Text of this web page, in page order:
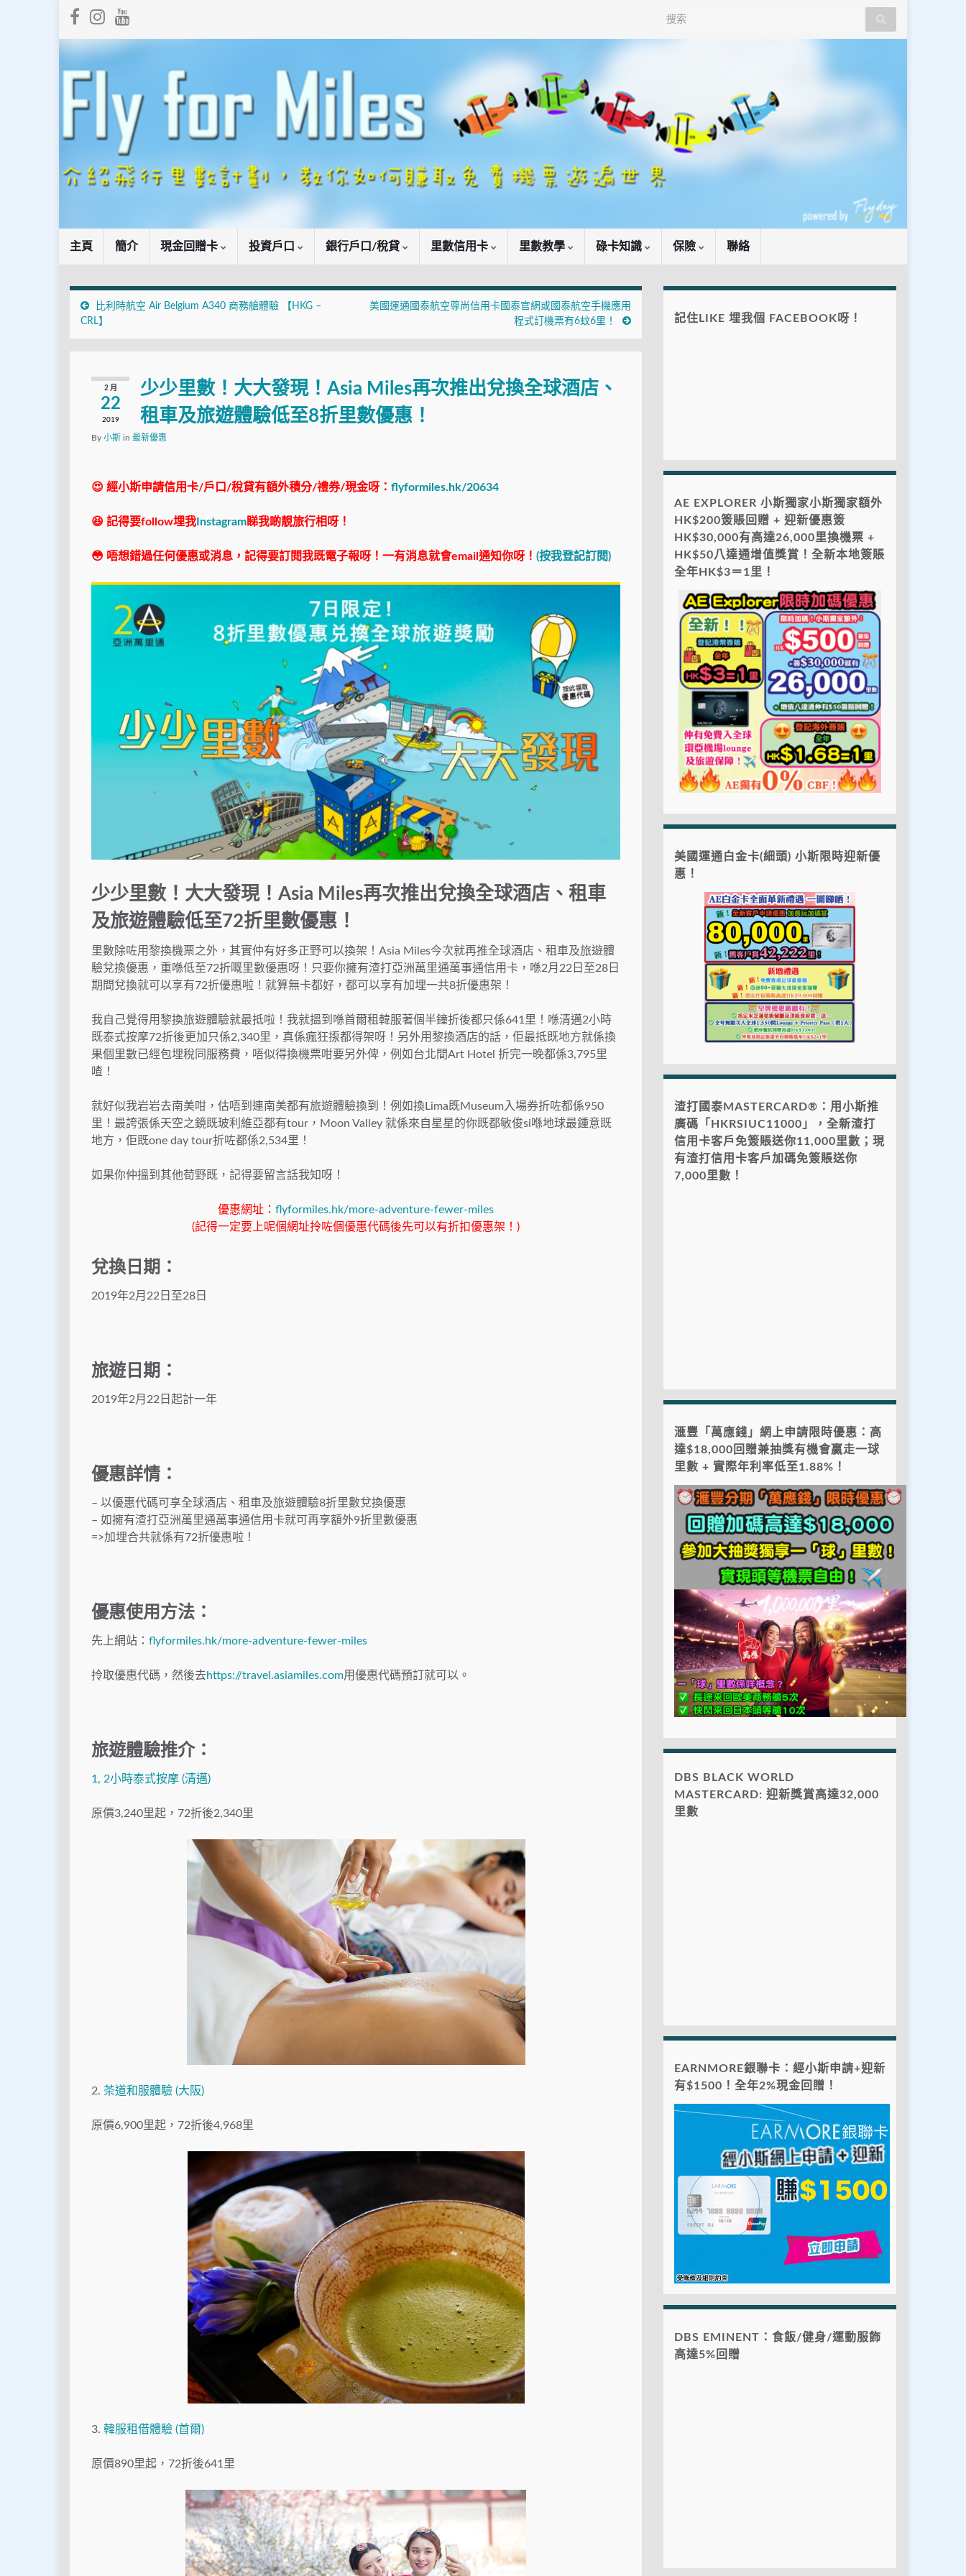
Search for:
主頁 簡介 現金回贈卡 投資戶口 銀行戶口/稅貸 里數信用卡 里數教學 碌卡知識 保險 聯絡
比利時航空 Air Belgium A340 商務艙體驗 【HKG –
CRL】
美國運通國泰航空尊尚信用卡國泰官網或國泰航空手機應用
程式訂機票有6蚊6里！
2 月
22
2019
少少里數！大大發現！Asia Miles再次推出兌換全球酒店、
租車及旅遊體驗低至8折里數優惠！
By 小斯 in 最新優惠
😍 經小斯申請信用卡/戶口/稅貸有額外積分/禮券/現金呀： flyformiles.hk/20634
😆 記得要follow埋我 Instagram睇我啲靚旅行相呀！
😳 唔想錯過任何優惠或消息，記得要訂閱我既電子報呀！一有消息就會email通知你呀！ (按我登記訂閱)
少少里數！大大發現！Asia Miles再次推出兌換全球酒店、租車
及旅遊體驗低至72折里數優惠！
里數除咗用黎換機票之外，其實仲有好多正野可以換架！Asia Miles今次就再推全球酒店、租車及旅遊體
驗兌換優惠，重喺低至72折嘅里數優惠呀！只要你擁有渣打亞洲萬里通萬事通信用卡，喺2月22日至28日
期間兌換就可以享有72折優惠啦！就算無卡都好，都可以享有加埋一共8折優惠架！
我自己覺得用黎換旅遊體驗就最抵啦！我就搵到喺首爾租韓服著個半鐘折後都只係641里！喺清邁2小時
既泰式按摩72折後更加只係2,340里，真係瘋狂揼都得架呀！另外用黎換酒店的話，佢最抵既地方就係換
果個里數已經包埋稅同服務費，唔似得換機票咁要另外俾，例如台北間Art Hotel 折完一晚都係3,795里
喳！
就好似我岩岩去南美咁，估唔到連南美都有旅遊體驗換到！例如換Lima既Museum入場券折咗都係950
里！最誇張係天空之鏡既玻利維亞都有tour，Moon Valley 就係來自星星的你既都敏俊si喺地球最鍾意既
地方，佢既one day tour折咗都係2,534里！
如果你仲搵到其他荀野既，記得要留言話我知呀！
優惠網址： flyformiles.hk/more-adventure-fewer-miles
(記得一定要上呢個網址拎咗個優惠代碼後先可以有折扣優惠架！)
兌換日期：
2019年2月22日至28日
旅遊日期：
2019年2月22日起計一年
優惠詳情：
– 以優惠代碼可享全球酒店、租車及旅遊體驗8折里數兌換優惠
– 如擁有渣打亞洲萬里通萬事通信用卡就可再享額外9折里數優惠
=>加埋合共就係有72折優惠啦！
優惠使用方法：
先上網站： flyformiles.hk/more-adventure-fewer-miles
拎取優惠代碼，然後去https://travel.asiamiles.com用優惠代碼預訂就可以。
旅遊體驗推介：
1, 2小時泰式按摩 (清邁)
原價3,240里起，72折後2,340里
2. 茶道和服體驗 (大阪)
原價6,900里起，72折後4,968里
3. 韓服租借體驗 (首爾)
原價890里起，72折後641里
記住LIKE 埋我個 FACEBOOK呀！
AE EXPLORER 小斯獨家小斯獨家額外
HK$200簽賬回贈 + 迎新優惠簽
HK$30,000有高達26,000里換機票 +
HK$50八達通增值獎賞！全新本地簽賬
全年HK$3＝1里！
美國運通白金卡(細頭) 小斯限時迎新優
惠！
渣打國泰MASTERCARD®：用小斯推
廣碼「HKRSIUC11000」，全新渣打
信用卡客戶免簽賬送你11,000里數；現
有渣打信用卡客戶加碼免簽賬送你
7,000里數！
滙豐「萬應錢」網上申請限時優惠：高
達$18,000回贈兼抽獎有機會贏走一球
里數 + 實際年利率低至1.88%！
DBS BLACK WORLD
MASTERCARD: 迎新獎賞高達32,000
里數
EARNMORE銀聯卡：經小斯申請+迎新
有$1500！全年2%現金回贈！
DBS EMINENT：食飯/健身/運動服飾
高達5%回贈